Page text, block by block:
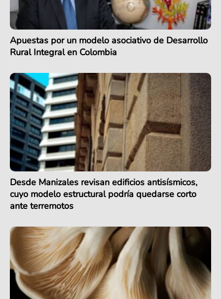
Apuestas por un modelo asociativo de Desarrollo
Rural Integral en Colombia
Desde Manizales revisan edificios antisísmicos,
cuyo modelo estructural podría quedarse corto
ante terremotos